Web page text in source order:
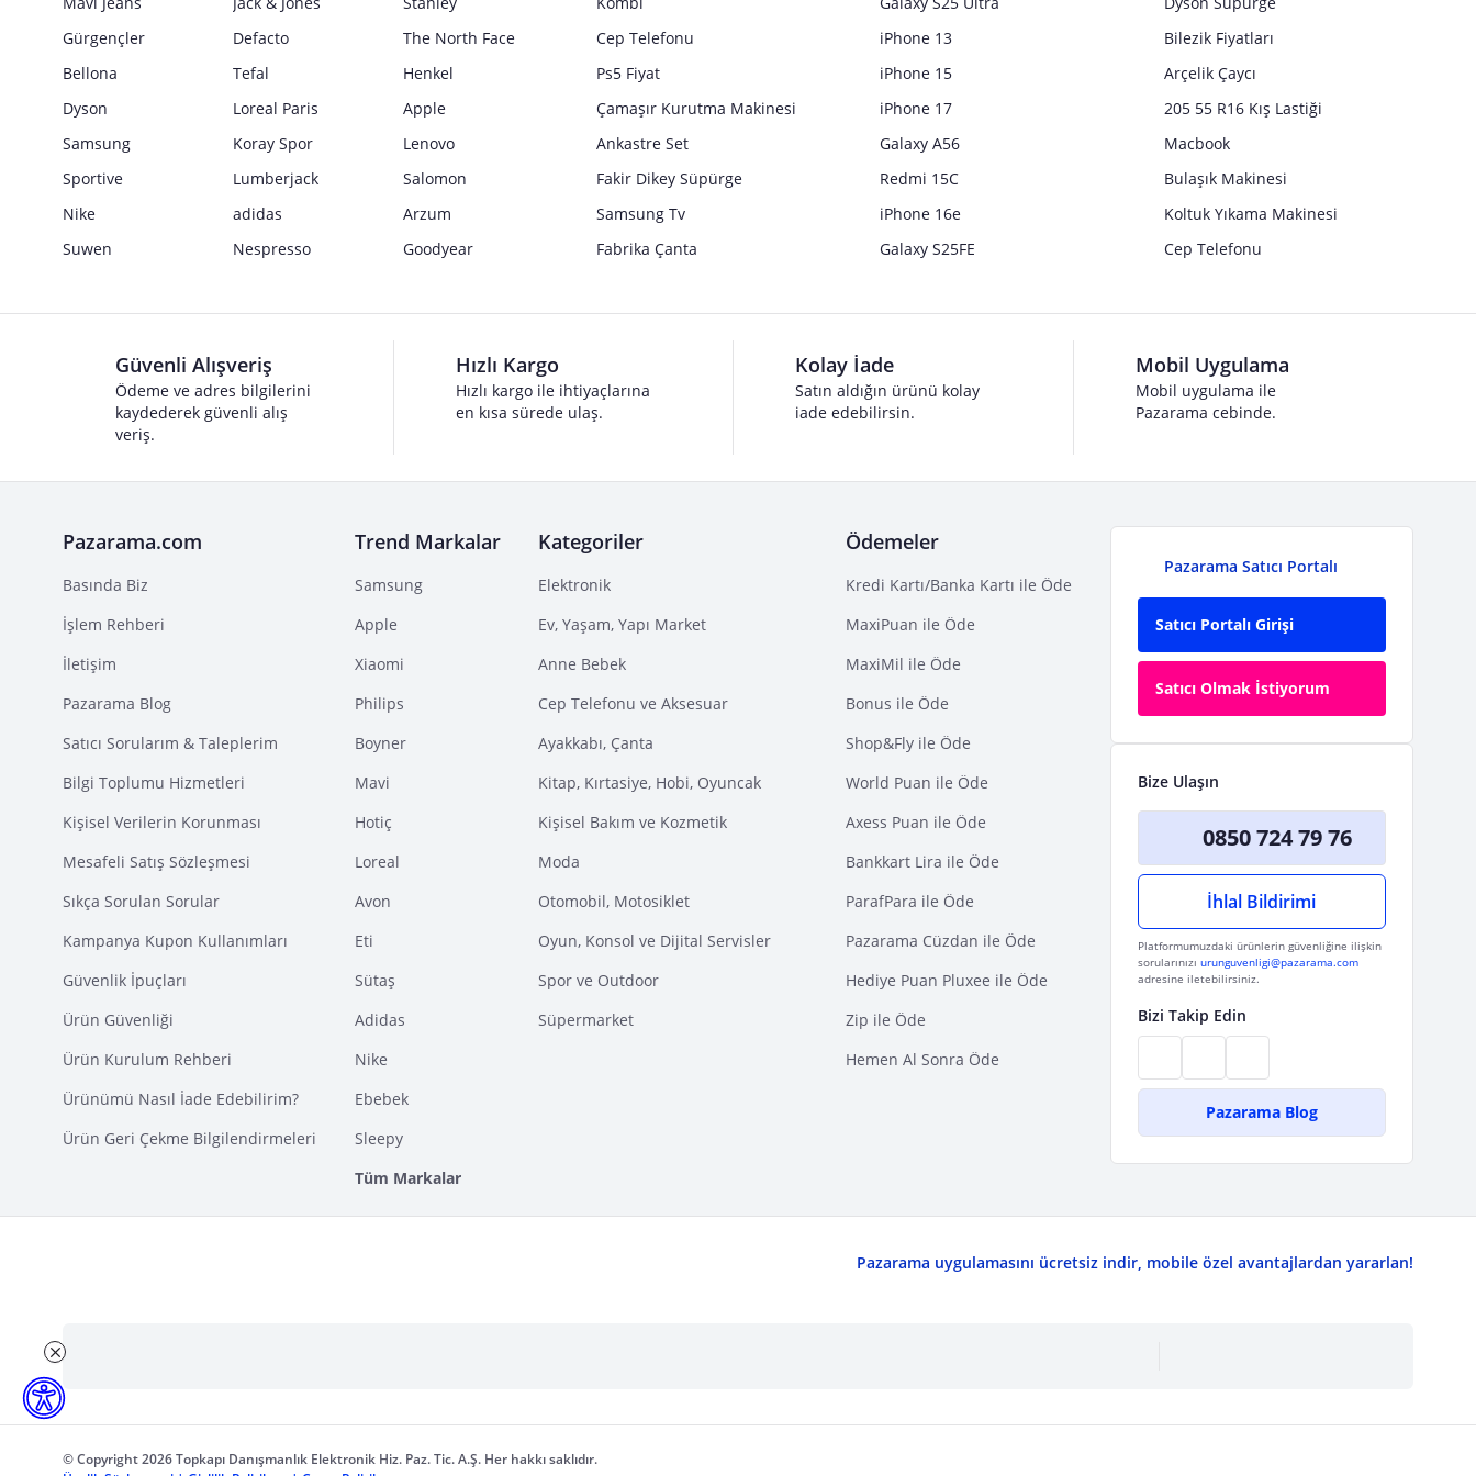
Gürgençler
Defacto
The North Face
Bellona
Tefal
Henkel
Dyson
Loreal Paris
Apple
Samsung
Koray Spor
Lenovo
Sportive
Lumberjack
Salomon
Nike
adidas
Arzum
Suwen
Nespresso Goodyear
Cep Telefonu
Ps5 Fiyat
Çamaşır Kurutma Makinesi
Ankastre Set
Fakir Dikey Süpürge
Samsung Tv
Fabrika Çanta
iPhone 13
iPhone 15
iPhone 17
Galaxy A56
Redmi 15C
iPhone 16e
Galaxy S25FE
Bilezik Fiyatları
Arçelik Çaycı
205 55 R16 Kış Lastiği
Macbook
Bulaşık Makinesi
Koltuk Yıkama Makinesi
Cep Telefonu
Güvenli Alışveriş
Ödeme ve adres bilgilerini
kaydederek güvenli alış
veriş.
Hızlı Kargo
Hızlı kargo ile ihtiyaçlarına
en kısa sürede ulaş.
Kolay İade
Satın aldığın ürünü kolay
iade edebilirsin.
Mobil Uygulama
Mobil uygulama ile
Pazarama cebinde.
Pazarama.com
Basında Biz
İşlem Rehberi
İletişim
Pazarama Blog
Satıcı Sorularım & Taleplerim
Bilgi Toplumu Hizmetleri
Kişisel Verilerin Korunması
Mesafeli Satış Sözleşmesi
Sıkça Sorulan Sorular
Kampanya Kupon Kullanımları
Güvenlik İpuçları
Ürün Güvenliği
Ürün Kurulum Rehberi
Ürünümü Nasıl İade Edebilirim?
Ürün Geri Çekme Bilgilendirmeleri
Trend Markalar
Samsung
Apple
Xiaomi
Philips
Boyner
Mavi
Hotiç
Loreal
Avon
Eti
Sütaş
Adidas
Nike
Ebebek
Sleepy
Tüm Markalar
Kategoriler
Elektronik
Ev, Yaşam, Yapı Market
Anne Bebek
Cep Telefonu ve Aksesuar
Ayakkabı, Çanta
Kitap, Kırtasiye, Hobi, Oyuncak
Kişisel Bakım ve Kozmetik
Moda
Otomobil, Motosiklet
Oyun, Konsol ve Dijital Servisler
Spor ve Outdoor
Süpermarket
Ödemeler
Kredi Kartı/Banka Kartı ile Öde
MaxiPuan ile Öde
MaxiMil ile Öde
Bonus ile Öde
Shop&Fly ile Öde
World Puan ile Öde
Axess Puan ile Öde
Bankkart Lira ile Öde
ParafPara ile Öde
Pazarama Cüzdan ile Öde
Hediye Puan Pluxee ile Öde
Zip ile Öde
Hemen Al Sonra Öde
Pazarama Satıcı Portalı
Satıcı Portalı Girişi
Satıcı Olmak İstiyorum
Bize Ulaşın
0850 724 79 76
İhlal Bildirimi
Platformumuzdaki ürünlerin güvenliğine ilişkin
sorularınızı urunguvenligi@pazarama.com
adresine iletebilirsiniz.
Bizi Takip Edin
Pazarama Blog
Pazarama uygulamasını ücretsiz indir, mobile özel avantajlardan yararlan!
© Copyright 2026 Topkapı Danışmanlık Elektronik Hiz. Paz. Tic. A.Ş. Her hakkı saklıdır.